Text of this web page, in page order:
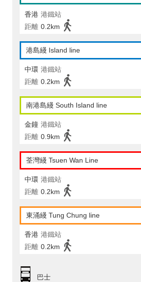
香港 港鐵站
距離 0.2km
港島綫 Island line
中環 港鐵站
距離 0.2km
南港島綫 South Island line
金鐘 港鐵站
距離 0.9km
荃灣綫 Tsuen Wan Line
中環 港鐵站
距離 0.2km
東涌綫 Tung Chung line
香港 港鐵站
距離 0.2km
巴士